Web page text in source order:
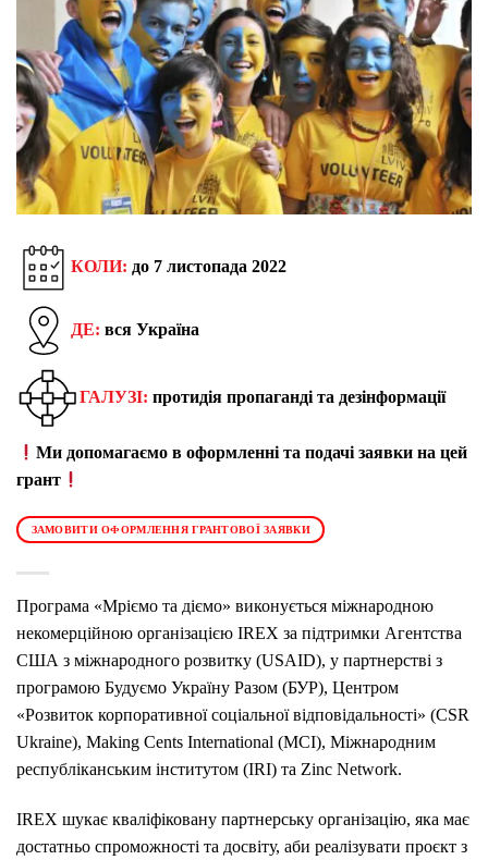
КОЛИ: до 7 листопада 2022
ДЕ: вся Україна
ГАЛУЗІ: протидія пропаганді та дезінформації
Ми допомагаємо в оформленні та подачі заявки на цей
грант
ЗАМОВИТИ ОФОРМЛЕННЯ ГРАНТОВОЇ ЗАЯВКИ
Програма «Мріємо та діємо» виконується міжнародною
некомерційною організацією IREX за підтримки Агентства
США з міжнародного розвитку (USAID), у партнерстві з
програмою Будуємо Україну Разом (БУР), Центром
«Розвиток корпоративної соціальної відповідальності» (CSR
Ukraine), Making Cents International (MCI), Міжнародним
республіканським інститутом (IRI) та Zinc Network.
IREX шукає кваліфіковану партнерську організацію, яка має
достатньо спроможності та досвіту, аби реалізувати проєкт з